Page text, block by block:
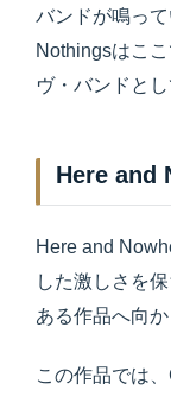
バンドが鳴っ
Nothingsはこ
ヴ・バンドと
Here and
Here and
した激しさを
ある作品へ向
この作品では